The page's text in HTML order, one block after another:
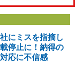
にミスを指摘し
停止に！納得の
応に不信感